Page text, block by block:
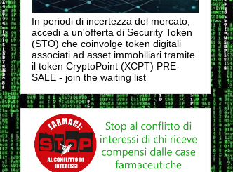
In periodi di incertezza del mercato,
accedi a un'offerta di Security Token
(STO) che coinvolge token digitali
associati ad asset immobiliari tramite
il token CryptoPoint (XCPT) PRE-
SALE - join the waiting list